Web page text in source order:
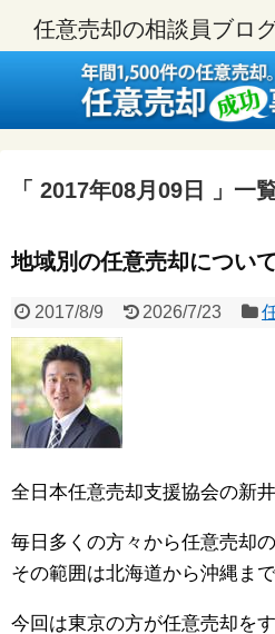
任意売却の相談員ブロ
2017年08月09日 一
地域別の任意売却につい
2017/8/9 2026/7/23
全日本任意売却支援協会の新井
毎日多くの方々から任意売却
その範囲は北海道から沖縄ま
今回は東京の方が任意売却を